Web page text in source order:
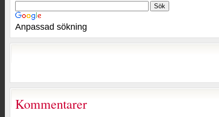
Anpassad sökning
Kommentarer